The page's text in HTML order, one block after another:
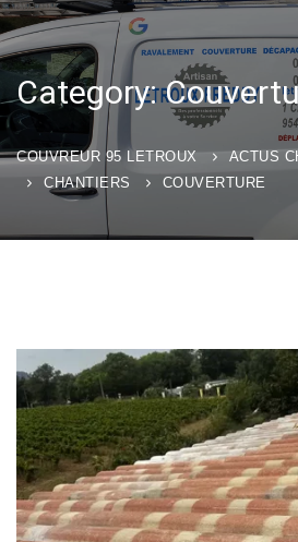
Category:
COUVREUR 95 LETROUX
ACTUS
CHANTIERS
COUVERTURE